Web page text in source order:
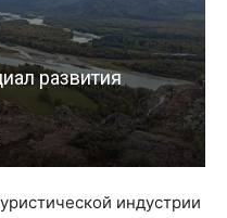
развития
индустрии